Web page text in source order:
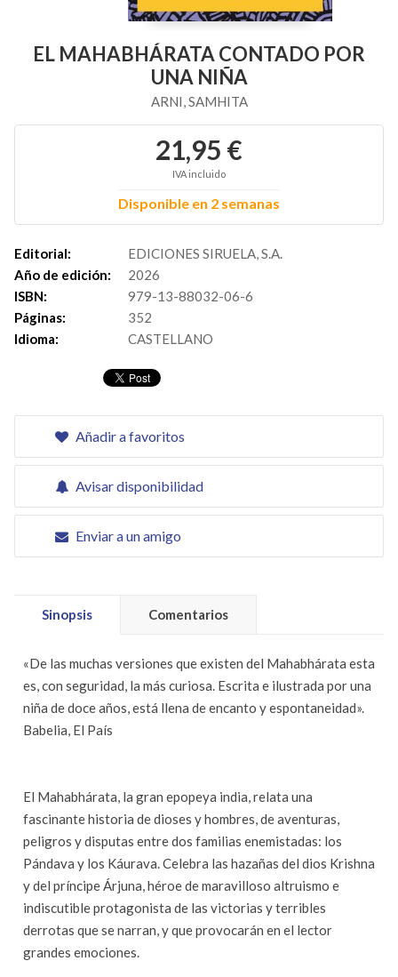
EL MAHABHÁRATA CONTADO POR
UNA NIÑA
ARNI, SAMHITA
21,95 €
IVA incluido
Disponible en 2 semanas
Editorial:
EDICIONES SIRUELA, S.A.
Año de edición:
2026
ISBN:
979-13-88032-06-6
Páginas:
352
Idioma:
CASTELLANO
Añadir a favoritos
Avisar disponibilidad
Enviar a un amigo
Sinopsis Comentarios
«De las muchas versiones que existen del Mahabhárata esta
es, con seguridad, la más curiosa. Escrita e ilustrada por una
niña de doce años, está llena de encanto y espontaneidad».
Babelia, El País
El Mahabhárata, la gran epopeya india, relata una
fascinante historia de dioses y hombres, de aventuras,
peligros y disputas entre dos familias enemistadas: los
Pándava y los Káurava. Celebra las hazañas del dios Krishna
y del príncipe Árjuna, héroe de maravilloso altruismo e
indiscutible protagonista de las victorias y terribles
derrotas que se narran, y que provocarán en el lector
grandes emociones.